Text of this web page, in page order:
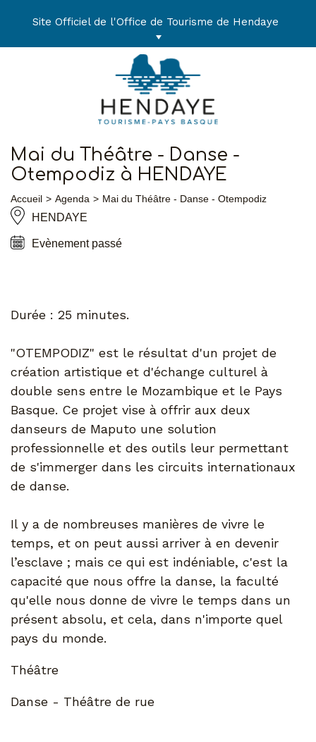
Site Officiel de l'Office de Tourisme de Hendaye
Mai du Théâtre - Danse -
Otempodiz à HENDAYE
Accueil Agenda Mai du Théâtre - Danse - Otempodiz
HENDAYE
Evènement passé
Durée : 25 minutes.
"OTEMPODIZ" est le résultat d'un projet de
création artistique et d'échange culturel à
double sens entre le Mozambique et le Pays
Basque. Ce projet vise à offrir aux deux
danseurs de Maputo une solution
professionnelle et des outils leur permettant
de s'immerger dans les circuits internationaux
de danse.
Il y a de nombreuses manières de vivre le
temps, et on peut aussi arriver à en devenir
l’esclave ; mais ce qui est indéniable, c'est la
capacité que nous offre la danse, la faculté
qu'elle nous donne de vivre le temps dans un
présent absolu, et cela, dans n'importe quel
pays du monde.
Théâtre
Danse - Théâtre de rue